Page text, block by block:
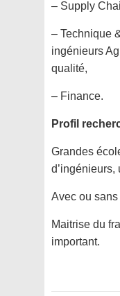
– Supply
– Technique
ingénieurs
qualité,
– Finance.
Profil
Grandes
Avec ou
Maitrise du
important.